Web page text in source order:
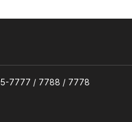
7777 / 7788 / 7778